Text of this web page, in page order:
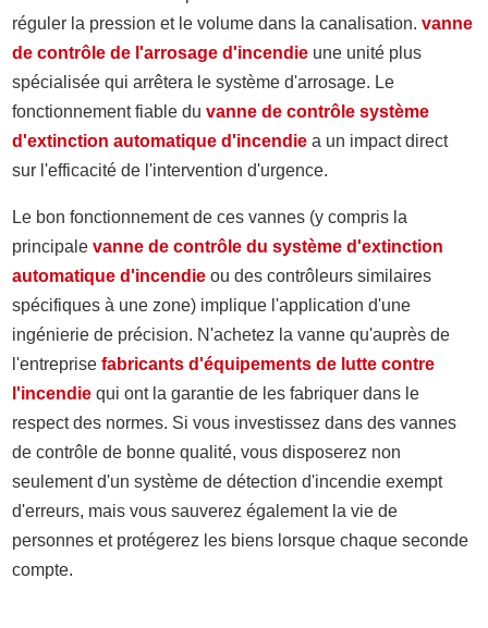
réguler la pression et le volume dans la canalisation.vanne
de contrôle de l'arrosage d'incendie une unité plus
spécialisée qui arrêtera le système d'arrosage. Le
fonctionnement fiable duvanne de contrôle système
d'extinction automatique d'incendie a un impact direct
sur l'efficacité de l'intervention d'urgence.
Le bon fonctionnement de ces vannes (y compris la
principalevanne de contrôle du système d'extinction
automatique d'incendie ou des contrôleurs similaires
spécifiques à une zone) implique l'application d'une
ingénierie de précision. N'achetez la vanne qu'auprès de
l'entreprisefabricants d'équipements de lutte contre
l'incendiequi ont la garantie de les fabriquer dans le
respect des normes. Si vous investissez dans des vannes
de contrôle de bonne qualité, vous disposerez non
seulement d'un système de détection d'incendie exempt
d'erreurs, mais vous sauverez également la vie de
personnes et protégerez les biens lorsque chaque seconde
compte.